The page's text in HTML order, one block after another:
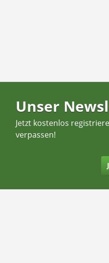
Unser
Jetzt kostenlos
verpassen!